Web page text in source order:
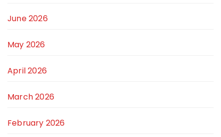
June 2026
May 2026
April 2026
March 2026
February 2026